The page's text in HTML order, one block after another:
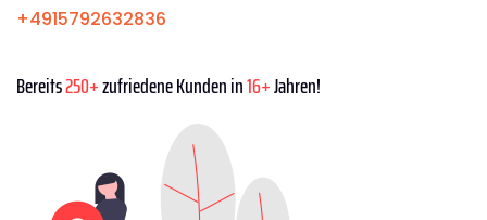
+4915792632836
Bereits250+zufriedene Kunden in16+Jahren!